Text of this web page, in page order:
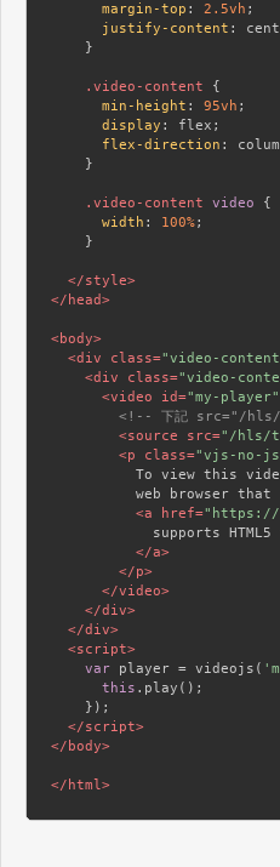
margin-top : 2.5vh ;
justify-content :
    }
.video-content {
min-height : 95vh ;
display : flex;
flex-direction :
    }
.video-content video {
width : 100%;
    }
</style>
</ head>
<body>
<div class="video-
<div class="video-
<video id="my-player"
<!-- 下記 src="/hls/
<source src="/hls/
<p class="vjs-no-
To view this
          web browser that
<a href="https://
supports HTML5
</a>
</p>
</video>
</div>
</div>
<script>
var player = videojs(
this .play();
    });
</script>
</ body>
</ html>